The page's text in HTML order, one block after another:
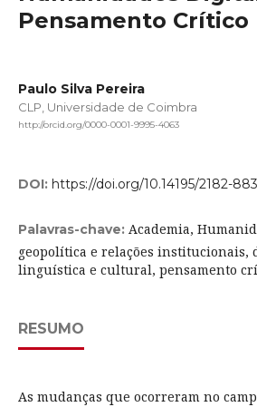
Pensamento Crítico
Paulo Silva Pereira
CLP, Universidade de Coimbra
http://orcid.org/0000-0001-9995-4063
DOI: https://doi.org/10.14195/2182-
Palavras-chave: Academia,
geopolítica e relações institucionais,
linguística e cultural, pensamento
RESUMO
As mudanças que ocorreram no